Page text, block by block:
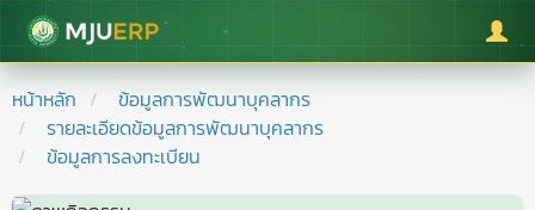
มหาวิทยาลัยแม่โจ้
หน้าหลัก
ข้อมูลการพัฒนาบุคลากร
รายละเอียดข้อมูลการพัฒนาบุคลากร
ข้อมูลการลงทะเบียน